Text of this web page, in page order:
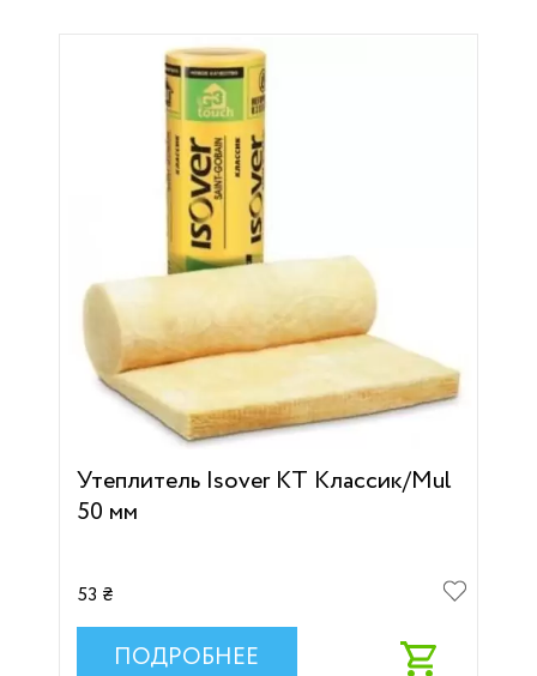
Утеплитель Isover KT Классик/Mul
50 мм
53 ₴
ПОДРОБНЕЕ